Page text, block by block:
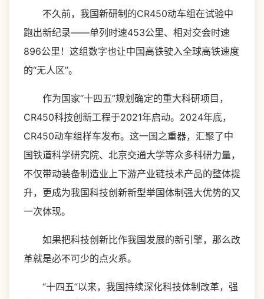
不久前，我国新研制的CR450动车组在试验中
跑出新纪录——单列时速453公里、相对交会时速
896公里！这组数字也让中国高铁驶入全球高铁速度
的“无人区”。
作为国家“十四五”规划确定的重大科研项目，
CR450科技创新工程于2021年启动。2024年底，
CR450动车组样车发布。这一国之重器，汇聚了中
国铁道科学研究院、北京交通大学等众多科研力量，
不仅带动装备制造业上下游产业链技术产品的整体提
升，更成为我国科技创新新型举国体制强大优势的又
一次体现。
如果把科技创新比作我国发展的新引擎，那么改
革就是必不可少的点火系。
“十四五”以来，我国持续深化科技体制改革，强